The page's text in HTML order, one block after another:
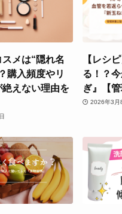
メは“隠れ名
購入頻度やリ
絶えない理由を
【レシ
る！？
ぎ』【
2026年3月